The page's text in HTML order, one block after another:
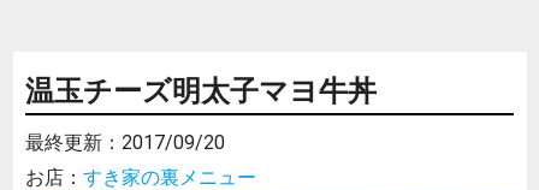
温玉チーズ明太子マヨ牛丼
最終更新： 2017/09/20
お店： すき家の裏メニュー